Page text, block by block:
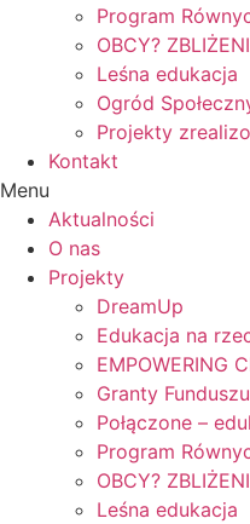
Program
OBCY?
Leśna edukacja
Ogród
Projekty
Kontakt
Menu
Aktualności
O nas
Projekty
DreamUp
Edukacja na
EMPOWERING
Granty
Połączone –
Program
OBCY?
Leśna edukacja